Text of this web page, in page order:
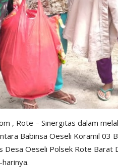
, Rote – Sinergitas dalam
Babinsa Oeseli Koramil 03
Desa Oeseli Polsek Rote Barat